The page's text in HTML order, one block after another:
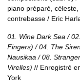
piano préparé,
contrebasse / Eric
01. Wine Dark Sea /
Fingers) / 04. The
Nausikaa / 08.
Virelles) // Enregistré
York